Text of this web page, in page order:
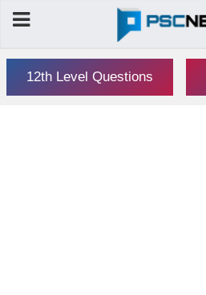
12th Level Questions